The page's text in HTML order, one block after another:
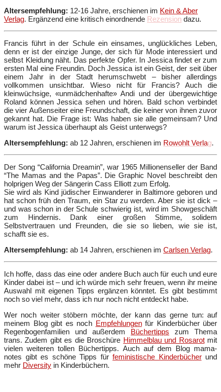
Altersempfehlung: 12-16 Jahre, erschienen im Kein & Aber
Verlag. Ergänzend eine kritisch einordnende Rezension dazu.
Francis führt in der Schule ein einsames, unglückliches Leben,
denn er ist der einzige Junge, der sich für Mode interessiert und
selbst Kleidung näht. Das perfekte Opfer. In Jessica findet er zum
ersten Mal eine Freundin. Doch Jessica ist ein Geist, der seit über
einem Jahr in der Stadt herumschwebt – bisher allerdings
vollkommen unsichtbar. Wieso nicht für Francis? Auch die
kleinwüchsige, «unmädchenhafte» Andi und der übergewichtige
Roland können Jessica sehen und hören. Bald schon verbindet
die vier Außenseiter eine Freundschaft, die keiner von ihnen zuvor
gekannt hat. Die Frage ist: Was haben sie alle gemeinsam? Und
warum ist Jessica überhaupt als Geist unterwegs?
Altersempfehlung: ab 12 Jahren, erschienen im Rowohlt Verlag.
Der Song “California Dreamin”, war 1965 Millionenseller der Band
“The Mamas and the Papas”. Die Graphic Novel beschreibt den
holprigen Weg der Sängerin Cass Elliott zum Erfolg.
Sie wird als Kind jüdischer Einwanderer in Baltimore geboren und
hat schon früh den Traum, ein Star zu werden. Aber sie ist dick –
und was schon in der Schule schwierig ist, wird im Showgeschäft
zum Hindernis. Dank einer großen Stimme, solidem
Selbstvertrauen und Freunden, die sie so lieben, wie sie ist,
schafft sie es.
Altersempfehlung: ab 14 Jahren, erschienen im Carlsen Verlag.
Ich hoffe, dass das eine oder andere Buch auch für euch und eure
Kinder dabei ist – und ich würde mich sehr freuen, wenn ihr meine
Auswahl mit eigenen Tipps ergänzen könntet. Es gibt bestimmt
noch so viel mehr, dass ich nur noch nicht entdeckt habe.
Wer noch weiter stöbern möchte, der kann das gerne tun: auf
meinem Blog gibt es noch Empfehlungenfür Kinderbücher über
Regenbogenfamilien und außerdem Büchertipps zum Thema
trans. Zudem gibt es die Broschüre Himmelblau und Rosarotmit
vielen weiteren tollen Büchertipps. Auch auf dem Blog mama-
notes gibt es schöne Tipps für feministische Kinderbücherund
mehr Diversity in Kinderbüchern.